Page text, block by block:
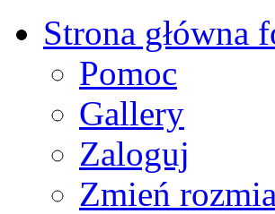
Strona główna
Pomoc
Gallery
Zaloguj
Zmień